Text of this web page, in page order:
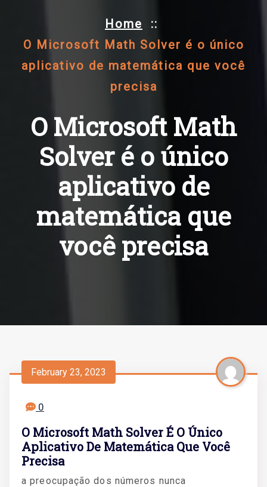
Home ::
O Microsoft Math Solver é o único
aplicativo de matemática que você
precisa
O Microsoft Math
Solver é o único
aplicativo de
matemática que
você precisa
February 23, 2023
0
O Microsoft Math Solver É O Único
Aplicativo De Matemática Que Você
Precisa
a preocupação dos números nunca